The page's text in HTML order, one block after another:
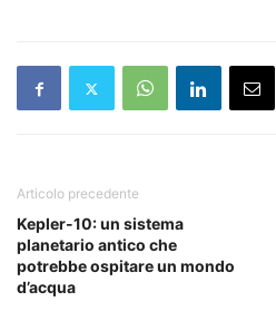
Articolo precedente
Kepler-10: un sistema
planetario antico che
potrebbe ospitare un mondo
d’acqua